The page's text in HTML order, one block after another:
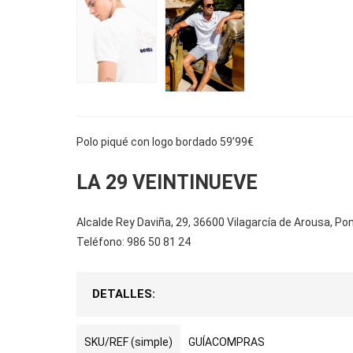
Polo piqué con logo bordado 59’99€
LA 29 VEINTINUEVE
Alcalde Rey Daviña, 29, 36600 Vilagarcía de Arousa,
Teléfono: 986 50 81 24
DETALLES:
SKU/REF (simple) GUÍACOMPRAS